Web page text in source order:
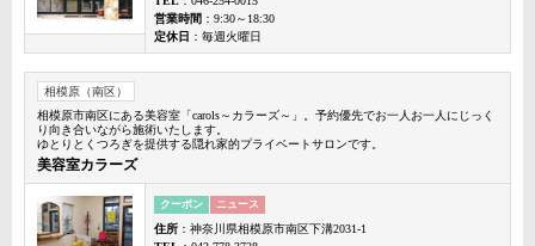
営業時間 ：9:30～18:30
定休日 ：毎週火曜日
相模原（南区）
相模原市南区にある美容室「carols～カラーズ～」。予約優先でお一人お一人にじっく
り向き合いながら施術いたします。
ゆとりとくつろぎを提供する隠れ家的プライベートサロンです。
美容室カラーズ
クーポン ニュース
住所 ：神奈川県相模原市南区下溝2031-1